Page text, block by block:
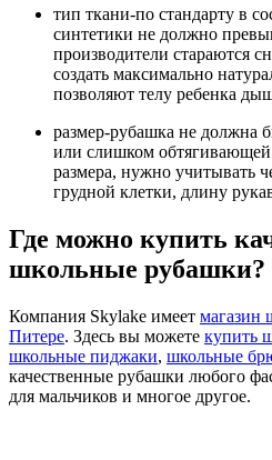
тип ткани-по стандарту в
синтетики не должно
производители стараются
создать максимально
позволяют телу ребенка
размер-рубашка не должна
или слишком
размера, нужно учитывать
грудной клетки, длину
Где можно купить
школьные рубашки?
Компания Skylake имеет магазин
Питере. Здесь вы можете купить
школьные пиджаки, школьные
качественные рубашки любого
для мальчиков и многое другое.